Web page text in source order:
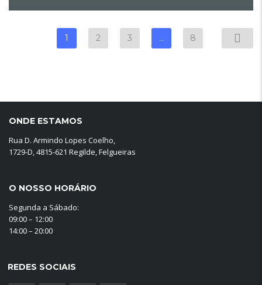
1 2 3 … 8
ONDE ESTAMOS
Rua D. Armindo Lopes Coelho,
1729-D, 4815-621 Regilde, Felgueiras
O NOSSO HORÁRIO
Segunda a Sábado:
09:00 – 12:00
14:00 – 20:00
REDES SOCIAIS